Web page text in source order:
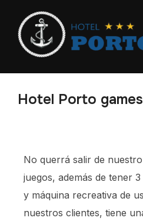
Hotel Porto
No querrá salir de
juegos, además de tener
y máquina recreativa de
nuestros clientes, tiene